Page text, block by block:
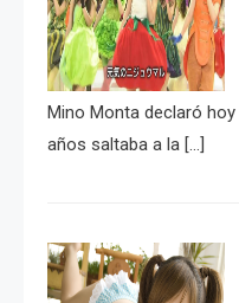
Mino Monta declaró
años saltaba a la […]